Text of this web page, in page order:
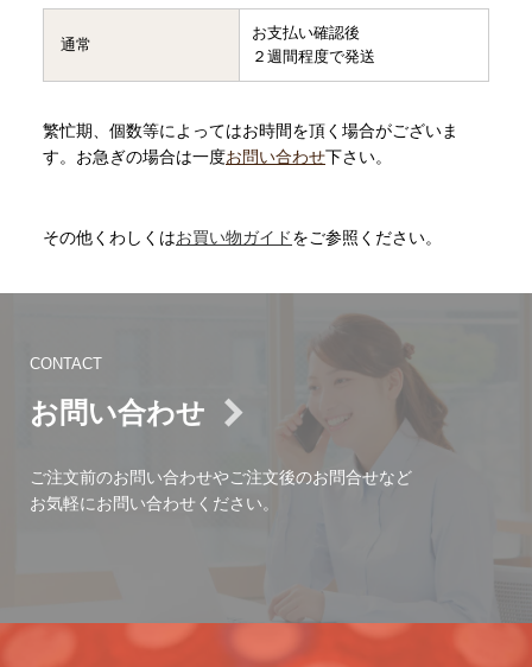
通常
お支払い確認後
２週間程度で発送
繁忙期、個数等によってはお時間を頂く場合がございま
す。お急ぎの場合は一度お問い合わせ下さい。
その他くわしくはお買い物ガイドをご参照ください。
CONTACT
お問い合わせ
ご注文前のお問い合わせやご注文後のお問合せなど
お気軽にお問い合わせください。